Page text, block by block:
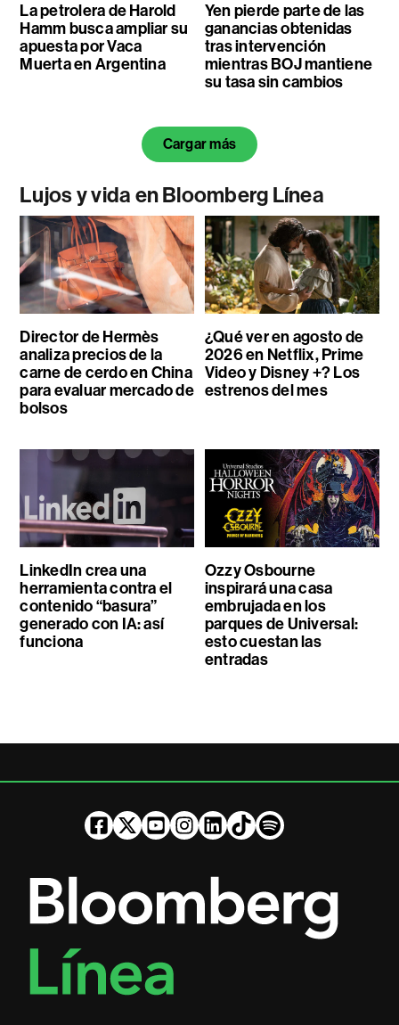
La petrolera de Harold
Hamm busca ampliar su
apuesta por Vaca
Muerta en Argentina
Yen pierde parte de las
ganancias obtenidas
tras intervención
mientras BOJ mantiene
su tasa sin cambios
Cargar más
Lujos y vida en Bloomberg Línea
Director de Hermès
analiza precios de la
carne de cerdo en China
para evaluar mercado de
bolsos
¿Qué ver en agosto de
2026 en Netflix, Prime
Video y Disney +? Los
estrenos del mes
LinkedIn crea una
herramienta contra el
contenido “basura”
generado con IA: así
funciona
Ozzy Osbourne
inspirará una casa
embrujada en los
parques de Universal:
esto cuestan las
entradas